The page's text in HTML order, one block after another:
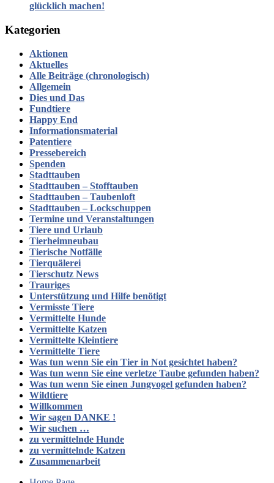
glücklich machen!
Kategorien
Aktionen
Aktuelles
Alle Beiträge (chronologisch)
Allgemein
Dies und Das
Fundtiere
Happy End
Informationsmaterial
Patentiere
Pressebereich
Spenden
Stadttauben
Stadttauben – Stofftauben
Stadttauben – Taubenloft
Stadttauben – Lockschuppen
Termine und Veranstaltungen
Tiere und Urlaub
Tierheimneubau
Tierische Notfälle
Tierquälerei
Tierschutz News
Trauriges
Unterstützung und Hilfe benötigt
Vermisste Tiere
Vermittelte Hunde
Vermittelte Katzen
Vermittelte Kleintiere
Vermittelte Tiere
Was tun wenn Sie ein Tier in Not gesichtet haben?
Was tun wenn Sie eine verletze Taube gefunden haben?
Was tun wenn Sie einen Jungvogel gefunden haben?
Wildtiere
Willkommen
Wir sagen DANKE !
Wir suchen …
zu vermittelnde Hunde
zu vermittelnde Katzen
Zusammenarbeit